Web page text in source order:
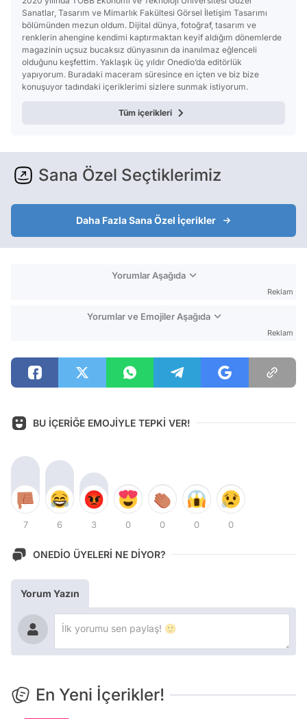
Sanatlar, Tasarım ve Mimarlık Fakültesi Görsel İletişim Tasarımı
bölümünden mezun oldum. Dijital dünya, fotoğraf, tasarım ve
renklerin ahengine kendimi kaptırmaktan keyif aldığım dönemlerde
magazinin uçsuz bucaksız dünyasının da inanılmaz eğlenceli
olduğunu keşfettim. Yaklaşık üç yıldır Onedio’da editörlük
yapıyorum. Buradaki maceram süresince en içten ve biz bize
konuşuyor tadındaki içeriklerimi sizlere sunmak istiyorum.
Tüm içerikleri
Sana Özel Seçtiklerimiz
Daha Fazla Sana Özel İçerikler
Yorumlar Aşağıda
Reklam
Yorumlar ve Emojiler Aşağıda
Reklam
BU İÇERİĞE EMOJİYLE TEPKİ VER!
7 6 3 0 0 0 0
ONEDİO ÜYELERİ NE DİYOR?
Yorum Yazın
En Yeni İçerikler!